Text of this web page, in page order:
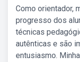
Como orientador,
progresso dos
técnicas
autênticas e são
entusiasmo.